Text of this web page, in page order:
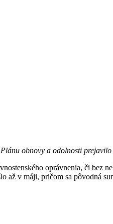
obnovy a odolnosti
oprávnenia, či bez
až v máji, pričom sa pôvodná